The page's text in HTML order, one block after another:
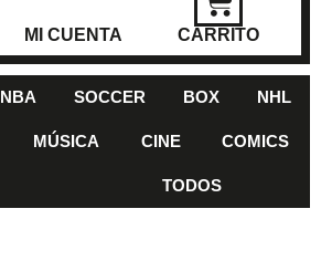
MI CUENTA CARRITO
NBA SOCCER BOX NHL
MÚSICA CINE COMICS
TODOS